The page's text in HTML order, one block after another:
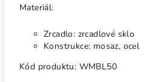
Materiál:
Zrcadlo: zrcadlové sklo
Konstrukce: mosaz, ocel
Kód produktu: WMBL50